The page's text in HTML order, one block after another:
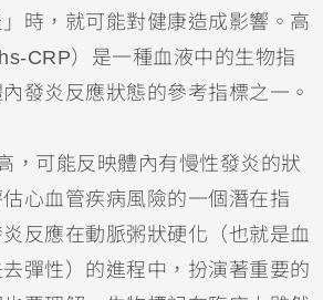
時，就可能對健康造成影響。高
CRP）是一種血液中的生物指
發炎反應狀態的參考指標之一。
，可能反映體內有慢性發炎的狀
心血管疾病風險的一個潛在指
反應在動脈粥狀硬化（也就是血
彈性）的進程中，扮演著重要的